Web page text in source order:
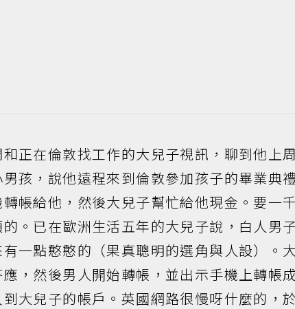
正在倫敦找工作的大兒子視訊，聊到他上
孩，說他遠程來到倫敦參加孩子的畢業典
帳給他，然後大兒子幫忙給他現金。要一
。已在歐洲生活五年的大兒子說，白人男
一點憨憨的（果真聰明的選角與人設）。
，然後男人開始轉帳，並出示手機上轉帳
大兒子的帳戶。英國網路很慢呀什麼的，